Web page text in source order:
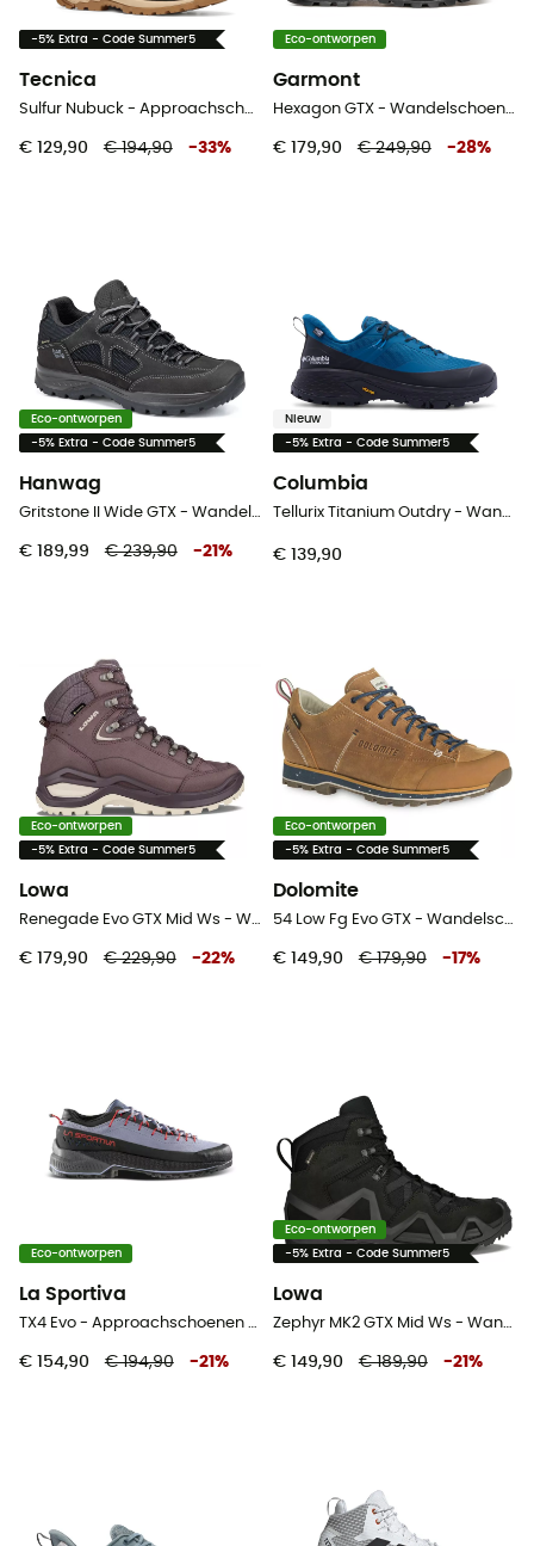
-5% Extra - Code Summer5
Tecnica
Sulfur Nubuck - Approachschoenen - Heren
€ 129,90 € 194,90 -33%
Eco-ontworpen
Garmont
Hexagon GTX - Wandelschoenen - Heren
€ 179,90 € 249,90 -28%
Eco-ontworpen
-5% Extra - Code Summer5
Hanwag
Gritstone II Wide GTX - Wandelschoenen - Heren
€ 189,99 € 239,90 -21 %
Nieuw
-5% Extra - Code Summer5
Columbia
Tellurix Titanium Outdry - Wandelschoenen - Heren
€ 139,90
Eco-ontworpen
-5% Extra - Code Summer5
Lowa
Renegade Evo GTX Mid Ws - Wandelschoenen - Dames
€ 179,90 € 229,90 -22%
Eco-ontworpen
-5% Extra - Code Summer5
Dolomite
54 Low Fg Evo GTX - Wandelschoenen
€ 149,90 € 179,90 -17%
Eco-ontworpen
La Sportiva
TX4 Evo - Approachschoenen - Dames
€ 154,90 € 194,90 -21 %
Eco-ontworpen
-5% Extra - Code Summer5
Lowa
Zephyr MK2 GTX Mid Ws - Wandelschoenen - Dames
€ 149,90 € 189,90 -21 %